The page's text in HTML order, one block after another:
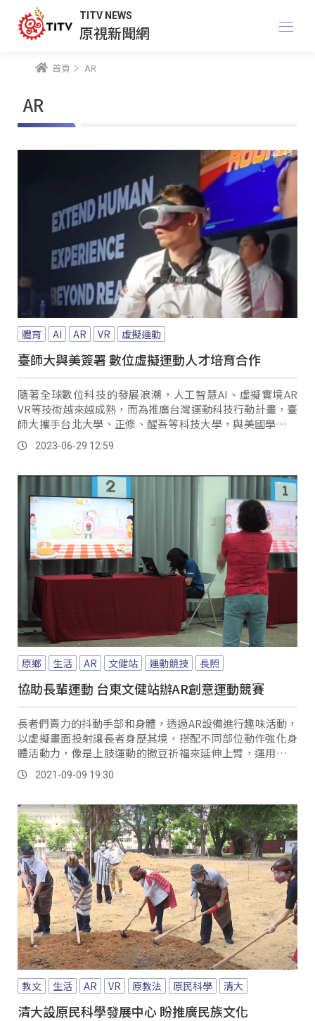
TITV NEWS
原視新聞網
首頁 AR
AR
體育 AI AR VR 虛擬運動
臺師大與美簽署 數位虛擬運動人才培育合作
隨著全球數位科技的發展浪潮，人工智慧AI、虛擬實境AR
VR等技術越來越成熟，而為推廣台灣運動科技行動計畫，臺
師大攜手台北大學、正修、醒吾等科技大學，與美國學術電
競聯合總會，簽署數位虛擬運動人才培育合作意向書。
2023-06-29 12:59
原鄉 生活 AR 文健站 運動競技 長照
協助長輩運動 台東文健站辦AR創意運動競賽
長者們賣力的抖動手部和身體，透過AR設備進行趣味活動，
以虛擬畫面投射讓長者身歷其境，搭配不同部位動作強化身
體活動力，像是上肢運動的撒豆祈福來延伸上臂，運用科技
產品來達到運動效果。
2021-09-09 19:30
教文 生活 AR VR 原教法 原民科學 清大
清大設原民科學發展中心 盼推廣民族文化